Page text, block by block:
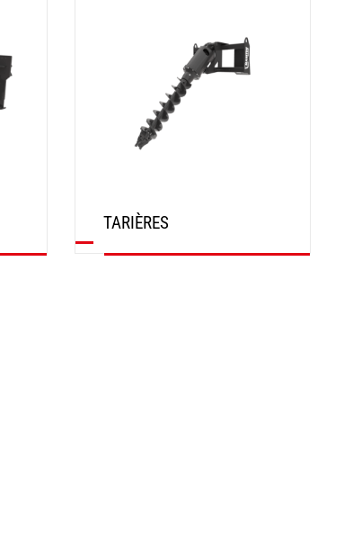
TARIÈRES